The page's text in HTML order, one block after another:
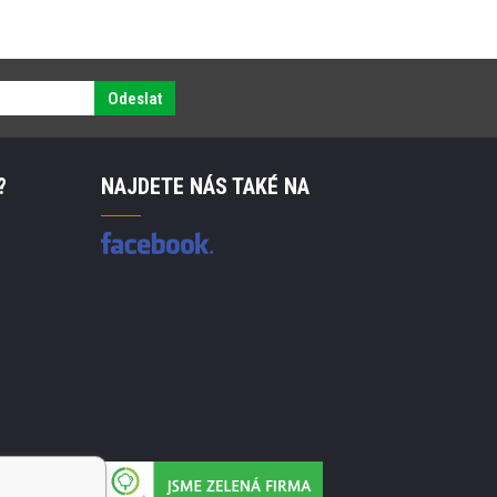
Odeslat
NAJDETE NÁS TAKÉ NA